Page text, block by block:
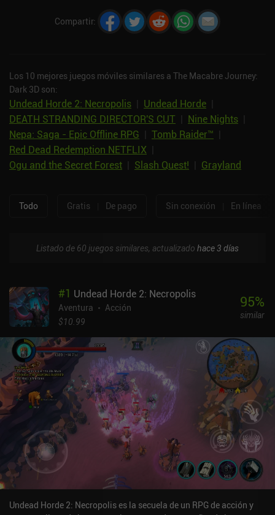
Compartir:
Los 10 mejores juegos móviles similares a The Macabre Journey:
Dark 3D son:
Undead Horde 2: Necropolis Undead Horde
DEATH STRANDING DIRECTOR'S CUT
Nine Nights
Nepa: Saga - Epic Offline RPG
Tomb Raider™
Red Dead Redemption NETFLIX
Ogu and the Secret Forest
Slash Quest! Grayland
Todo Gratis De pago Sin conexión En línea
Listado de 60 juegos similares, actualizado hace 3 días
#1 Undead Horde 2: Necropolis
Aventura
Acción
$10.99
95%
similar
Undead Horde 2: Necropolis es la secuela de un RPG de acción y